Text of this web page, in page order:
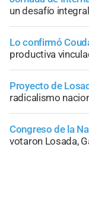
un desafío
Lo confirmó
productiva
Proyecto de
radicalismo
Congreso de la
votaron Losada,